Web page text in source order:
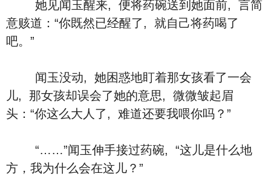
她见闻玉醒来, 便将药碗送到她面前, 言简
意赅道：“你既然已经醒了, 就自己将药喝了
吧。”
闻玉没动, 她困惑地盯着那女孩看了一会
儿, 那女孩却误会了她的意思, 微微皱起眉
头：“你这么大人了, 难道还要我喂你吗？”
“……”闻玉伸手接过药碗, “这儿是什么地
方，我为什么会在这儿？”